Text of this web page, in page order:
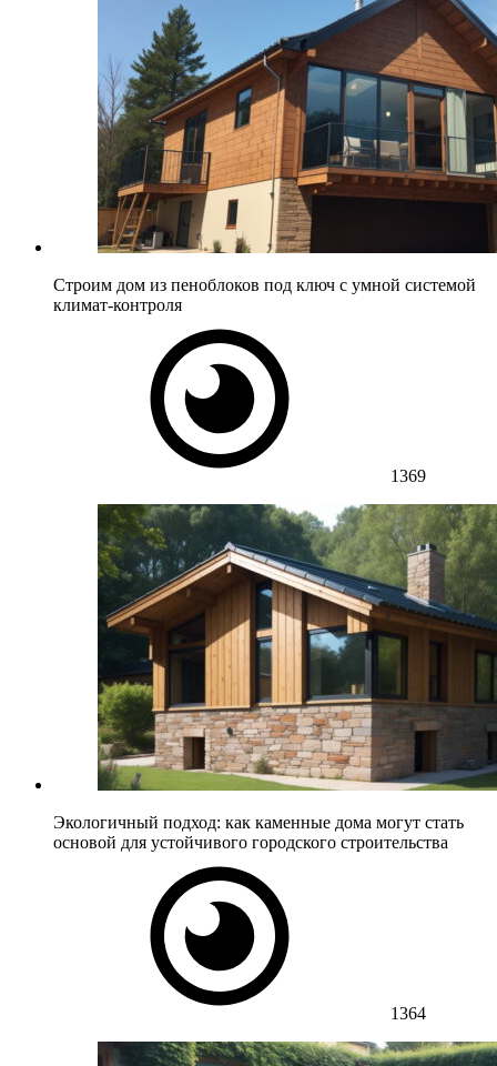
Строим дом из пеноблоков под ключ с умной системой
климат-контроля
1369
Экологичный подход: как каменные дома могут стать
основой для устойчивого городского строительства
1364